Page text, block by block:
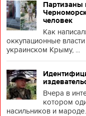
Партизаны
человек
Как
оккупационные
украинском Крыму, ...
Вчера в
котором
насильников и